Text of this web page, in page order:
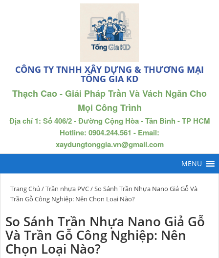
CÔNG TY TNHH XÂY DỰNG & THƯƠNG MẠI
TỐNG GIA KD
Thạch Cao - Giải Pháp Trần Và Vách Ngăn Cho
Mọi Công Trình
Địa chỉ 1: Số 406/2 - Đường Cộng Hòa - Tân Bình - TP HCM
Hotline: 0904.244.561 - Email:
xaydungtonggia.vn@gmail.com
Trang Chủ /Trần nhựa PVC/ So Sánh Trần Nhựa Nano Giả Gỗ Và
Trần Gỗ Công Nghiệp: Nên Chọn Loại Nào?
So Sánh Trần Nhựa Nano Giả Gỗ
Và Trần Gỗ Công Nghiệp: Nên
Chọn Loại Nào?